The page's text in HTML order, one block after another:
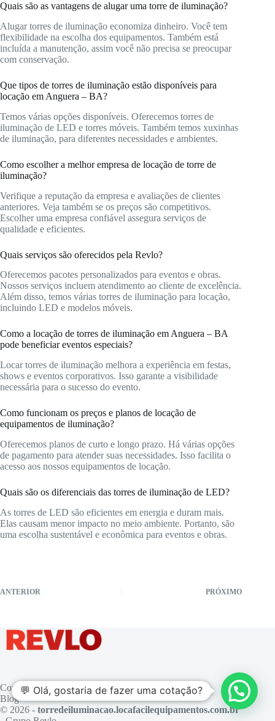
Quais são as vantagens de alugar uma torre de iluminação?
Alugar torres de iluminação economiza dinheiro. Você tem
flexibilidade na escolha dos equipamentos. Também está
incluída a manutenção, assim você não precisa se preocupar
com conservação.
Que tipos de torres de iluminação estão disponíveis para
locação em Anguera – BA?
Temos várias opções disponíveis. Oferecemos torres de
iluminação de LED e torres móveis. Também temos xuxinhas
de iluminação, para diferentes necessidades e ambientes.
Como escolher a melhor empresa de locação de torre de
iluminação?
Verifique a reputação da empresa e avaliações de clientes
anteriores. Veja também se os preços são competitivos.
Escolher uma empresa confiável assegura serviços de
qualidade e eficientes.
Quais serviços são oferecidos pela Revlo?
Oferecemos pacotes personalizados para eventos e obras.
Nossos serviços incluem atendimento ao cliente de excelência.
Além disso, temos várias torres de iluminação para locação,
incluindo LED e modelos móveis.
Como a locação de torres de iluminação em Anguera – BA
pode beneficiar eventos especiais?
Locar torres de iluminação melhora a experiência em festas,
shows e eventos corporativos. Isso garante a visibilidade
necessária para o sucesso do evento.
Como funcionam os preços e planos de locação de
equipamentos de iluminação?
Oferecemos planos de curto e longo prazo. Há várias opções
de pagamento para atender suas necessidades. Isso facilita o
acesso aos nossos equipamentos de locação.
Quais são os diferenciais das torres de iluminação de LED?
As torres de LED são eficientes em energia e duram mais.
Elas causam menor impacto no meio ambiente. Portanto, são
uma escolha sustentável e econômica para eventos e obras.
ANTERIOR PRÓXIMO
Contato
Blog
© 2026 - torredeiluminacao.locafacilequipamentos.com.br
💬 Olá, gostaria de fazer uma cotação?